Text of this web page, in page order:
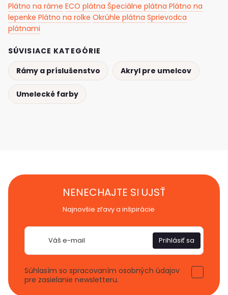
Plátno na ráme ECO plátna Špeciálne plátna Plátno na
lepenke Plátno na rolke Okrúhle plátna Sprievodca
plátnami
SÚVISIACE KATEGÓRIE
Rámy a príslušenstvo
Akryl pre umelcov
Umelecké farby
NENECHAJTE SI UJSŤ
Najnovšie zľavy a inšpirácie
Prihlásiť sa
Súhlasím so spracovaním osobných údajov
pre zasielanie newsletteru.